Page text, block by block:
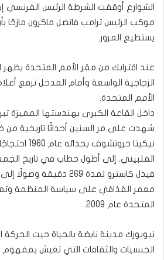
الشوارع أوقفت الشرطة الرئيس الفرنسي
موكب الرئيس ترامب فاتصل ماكرون مازحًا
يستطيع المرور.
عند اقترابك من مقر الأمم المتحدة
الزجاجية الواسعة وأمام المدخل ترفع
الأمم المتحدة.
داخل القاعة الكبرى بهندستها المميزة
شهدت على مر السنين أحداثًا تاريخية من
نيكيتا
الفلبيني. إلى أطول خطاب في تاريخ
فيدل كاسترو لمدة 269
معمر القذافي على سياسة المنظمة
المتحدة عام 2009.
نيويورك مدينة نابضة بالحياة حيث
الجنسيات والثقافات التي تعيش